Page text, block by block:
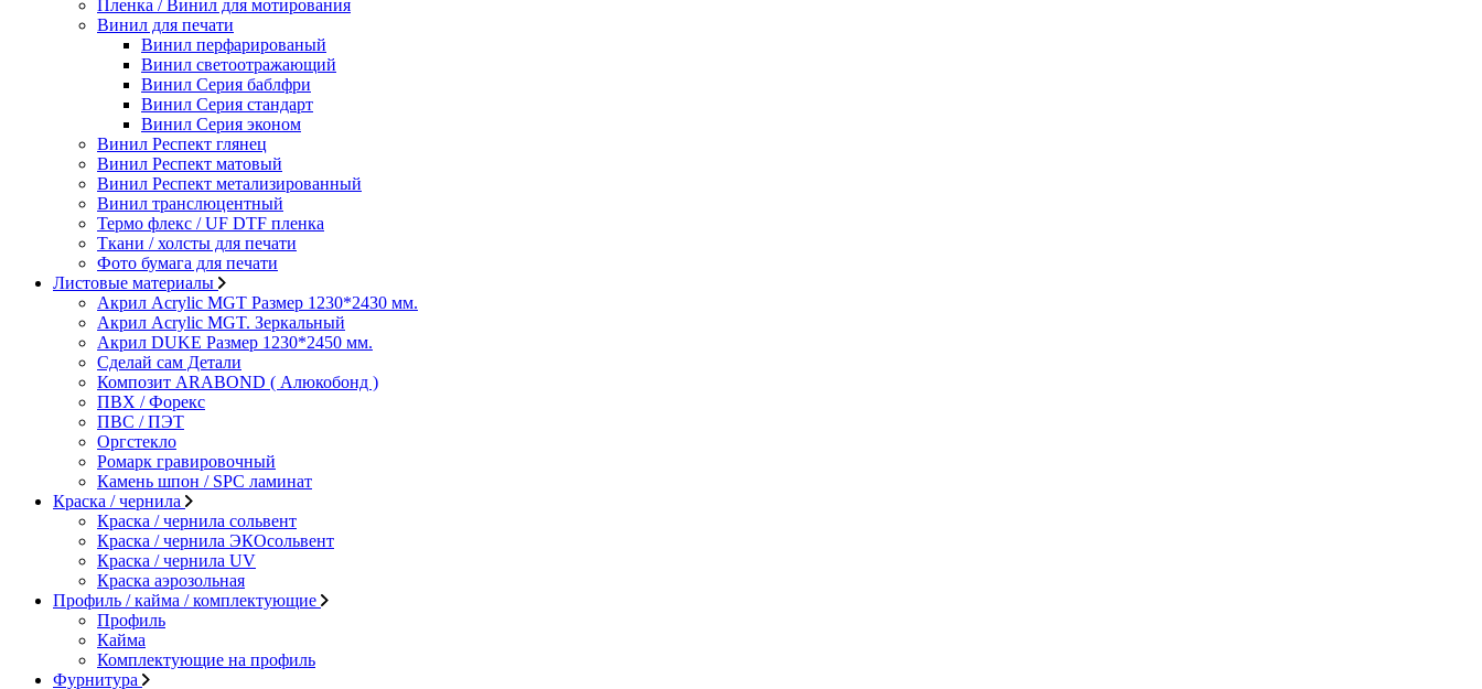
Пленка / Винил для мотирования
Винил для печати
Винил перфарированый
Винил светоотражающий
Винил Серия баблфри
Винил Серия стандарт
Винил Серия эконом
Винил Респект глянец
Винил Респект матовый
Винил Респект метализированный
Винил транслюцентный
Термо флекс / UF DTF пленка
Ткани / холсты для печати
Фото бумага для печати
Листовые материалы
Акрил Acrylic MGT Размер 1230*2430 мм.
Акрил Acrylic MGT. Зеркальный
Акрил DUKE Размер 1230*2450 мм.
Сделай сам Детали
Композит ARABOND ( Алюкобонд )
ПВХ / Форекс
ПВС / ПЭТ
Оргстекло
Ромарк гравировочный
Камень шпон / SPC ламинат
Краска / чернила
Краска / чернила сольвент
Краска / чернила ЭКОсольвент
Краска / чернила UV
Краска аэрозольная
Профиль / кайма / комплектующие
Профиль
Кайма
Комплектующие на профиль
Фурнитура